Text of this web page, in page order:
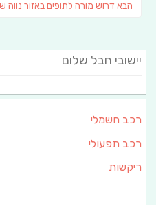
הבא פוסט
דרוש מורה לתופים באזור נווה
יישובי חבל שלום
רכב חשמלי
רכב תפעולי
ריקשות